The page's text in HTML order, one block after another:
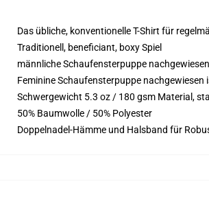
Das übliche, konventionelle T-Shirt für
Traditionell, beneficiant, boxy Spiel
männliche Schaufensterpuppe
Feminine Schaufensterpuppe
Schwergewicht 5.3 oz / 180 gsm Material,
50% Baumwolle / 50% Polyester
Doppelnadel-Hämme und Halsband für